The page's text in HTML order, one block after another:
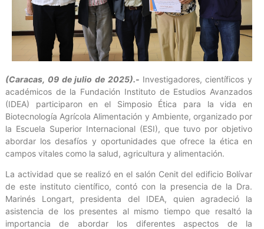
(Caracas, 09 de julio de 2025).- Investigadores, científicos y
académicos de la Fundación Instituto de Estudios Avanzados
(IDEA) participaron en el Simposio Ética para la vida en
Biotecnología Agrícola Alimentación y Ambiente, organizado por
la Escuela Superior Internacional (ESI), que tuvo por objetivo
abordar los desafíos y oportunidades que ofrece la ética en
campos vitales como la salud, agricultura y alimentación.
La actividad que se realizó en el salón Cenit del edificio Bolívar
de este instituto científico, contó con la presencia de la Dra.
Marinés Longart, presidenta del IDEA, quien agradeció la
asistencia de los presentes al mismo tiempo que resaltó la
importancia de abordar los diferentes aspectos de la